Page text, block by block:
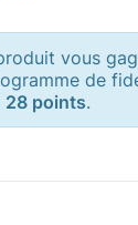
vous
de
28 points.